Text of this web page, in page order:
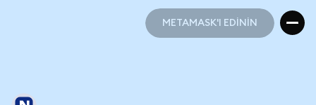
METAMASK'I EDİNİN